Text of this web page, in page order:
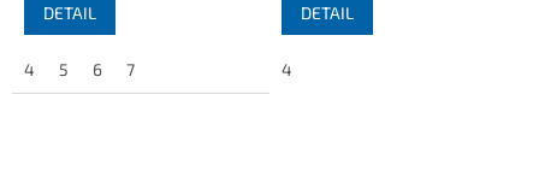
DETAIL
4 5 6 7
DETAIL
4